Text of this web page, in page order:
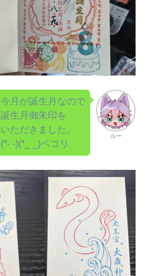
ルー
今月が誕生月なので
誕生月御朱印を
いただきました。
(*- -)(*_ _)ペコリ